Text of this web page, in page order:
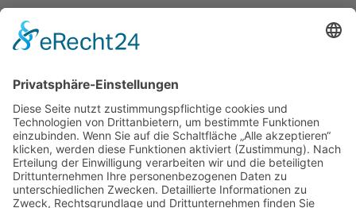
Kontakt
Mitgliederbereich
Umsetzung: DOUBLE-A-DESIGN